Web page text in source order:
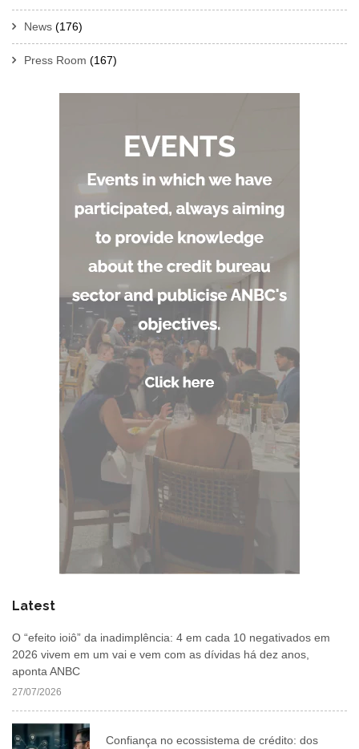
News (176)
Press Room (167)
Latest
O “efeito ioiô” da inadimplência: 4 em cada 10 negativados em
2026 vivem em um vai e vem com as dívidas há dez anos,
aponta ANBC
27/07/2026
Confiança no ecossistema de crédito: dos